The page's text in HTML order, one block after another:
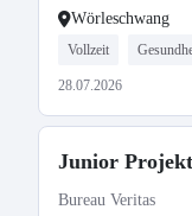
Wörleschwang
Vollzeit
28.07.2026
Junior
Bureau Veritas